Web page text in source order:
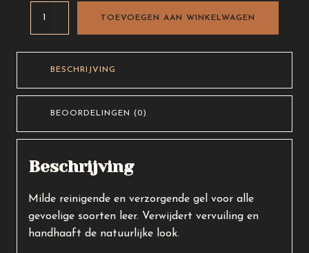
Shoeboy's
Delicate
gel
aantal
TOEVOEGEN AAN WINKELWAGEN
BESCHRIJVING
BEOORDELINGEN (0)
Beschrijving
Milde reinigende en verzorgende gel voor alle
gevoelige soorten leer. Verwijdert vervuiling en
handhaaft de natuurlijke look.